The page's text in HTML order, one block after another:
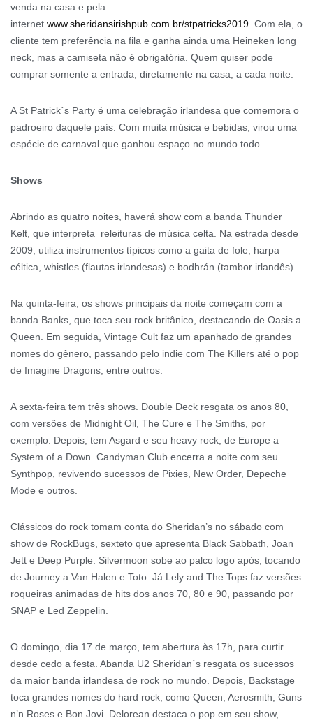
venda na casa e pela
internet www.sheridansirishpub.com.br/stpatricks2019 . Com ela, o
cliente tem preferência na fila e ganha ainda uma Heineken long
neck, mas a camiseta não é obrigatória. Quem quiser pode
comprar somente a entrada, diretamente na casa, a cada noite.
A St Patrick´s Party é uma celebração irlandesa que comemora o
padroeiro daquele país. Com muita música e bebidas, virou uma
espécie de carnaval que ganhou espaço no mundo todo.
Shows
Abrindo as quatro noites, haverá show com a banda Thunder
Kelt, que interpreta releituras de música celta. Na estrada desde
2009, utiliza instrumentos típicos como a gaita de fole, harpa
céltica, whistles (flautas irlandesas) e bodhrán (tambor irlandês).
Na quinta-feira, os shows principais da noite começam com a
banda Banks, que toca seu rock britânico, destacando de Oasis a
Queen. Em seguida, Vintage Cult faz um apanhado de grandes
nomes do gênero, passando pelo indie com The Killers até o pop
de Imagine Dragons, entre outros.
A sexta-feira tem três shows. Double Deck resgata os anos 80,
com versões de Midnight Oil, The Cure e The Smiths, por
exemplo. Depois, tem Asgard e seu heavy rock, de Europe a
System of a Down. Candyman Club encerra a noite com seu
Synthpop, revivendo sucessos de Pixies, New Order, Depeche
Mode e outros.
Clássicos do rock tomam conta do Sheridan’s no sábado com
show de RockBugs, sexteto que apresenta Black Sabbath, Joan
Jett e Deep Purple. Silvermoon sobe ao palco logo após, tocando
de Journey a Van Halen e Toto. Já Lely and The Tops faz versões
roqueiras animadas de hits dos anos 70, 80 e 90, passando por
SNAP e Led Zeppelin.
O domingo, dia 17 de março, tem abertura às 17h, para curtir
desde cedo a festa. Abanda U2 Sheridan´s resgata os sucessos
da maior banda irlandesa de rock no mundo. Depois, Backstage
toca grandes nomes do hard rock, como Queen, Aerosmith, Guns
n’n Roses e Bon Jovi. Delorean destaca o pop em seu show,